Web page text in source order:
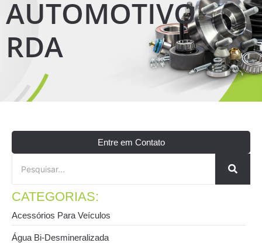
AUTOMOTIVO
RDA
Entre em Contato
CATEGORIAS:
Acessórios Para Veículos
Água Bi-Desmineralizada